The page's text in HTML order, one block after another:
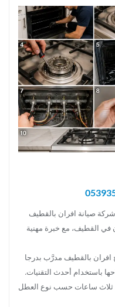
صيانة افران بالقطيف
في القطيف، مع خبرة مهنية
افران بالقطيف مدرَّب بدرجا
باستخدام أحدث التقنيات.
ثلاث ساعات حسب نوع العطل